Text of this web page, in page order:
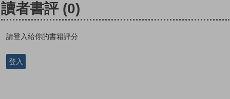
讀者書評 (0)
請登入給你的書籍評分
登入